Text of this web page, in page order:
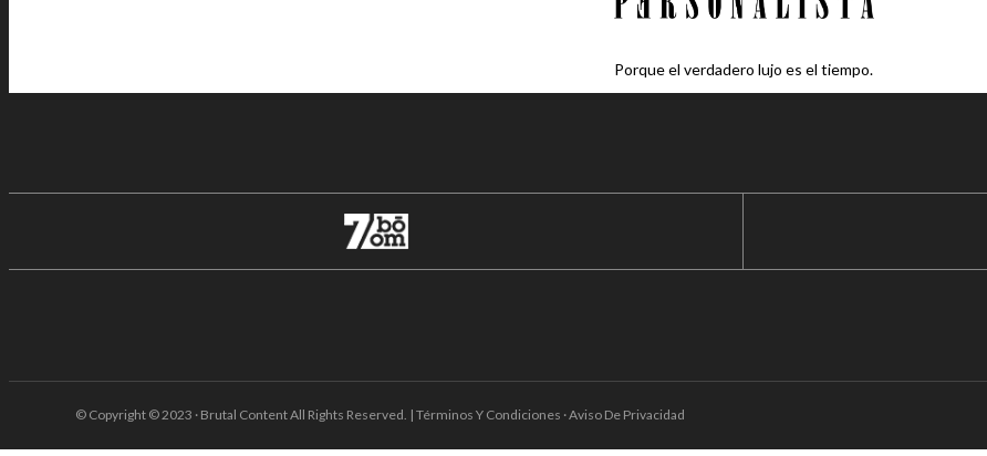
Porque el verdadero lujo es el tiempo.
© Copyright © 2023 · Brutal Content All Rights Reserved. | Términos Y Condiciones · Aviso De Privacidad